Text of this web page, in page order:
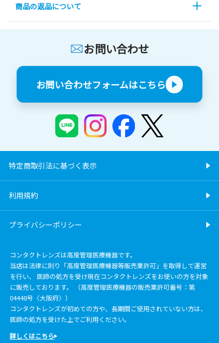
商品の返品について
お問い合わせ
お問い合わせフォームはこちら
特定商取引法に基づく表示
利用規約
プライバシーポリシー
コンタクトレンズは高度管理医療機器です。
当店は法律に則り「高度管理医療機器等販売業許可」を取得して運営
を行い、 医師の処方を受け現在コンタクトレンズをお使いの方を対象
に販売しております。 （高度管理医療機器の販売業許可番号：第
04448号〈大阪府〉）
コンタクトレンズが初めての方や、長期間ご使用されていない方は、
医師の処方を受けた上でご利用ください。
詳しくはこちら